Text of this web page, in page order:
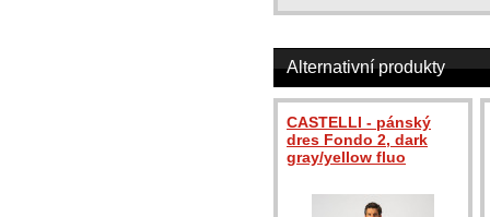
Alternativní produkty
CASTELLI - pánský
dres Fondo 2, dark
gray/yellow fluo